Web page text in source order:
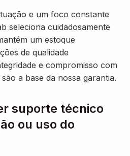
e um foco constante
seleciona cuidadosamente
um estoque
de qualidade
e compromisso com
a base da nossa garantia.
suporte técnico
ou uso do